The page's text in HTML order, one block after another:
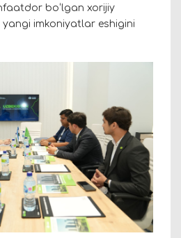
boʻlgan xorijiy
imkoniyatlar eshigini